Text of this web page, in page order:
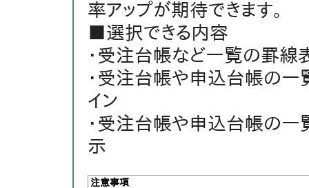
率アップが期待できます。
■選択できる内容
・受注台帳など一覧の罫線
・受注台帳や申込台帳の一
イン
・受注台帳や申込台帳の
示
注意事項